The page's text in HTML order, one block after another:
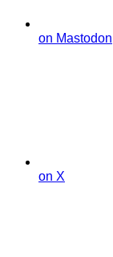
on Mastodon
on X